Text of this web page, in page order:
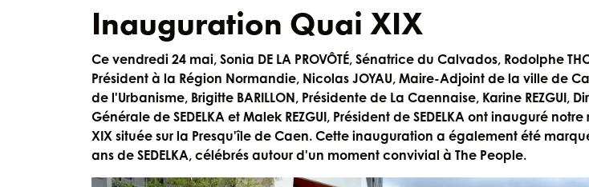
Inauguration Quai XIX
Ce vendredi 24 mai, Sonia DE LA PROVÔTÉ, Sénatrice du Calvados, Rodolphe
Président à la Région Normandie, Nicolas JOYAU, Maire-Adjoint de la ville de
de l'Urbanisme, Brigitte BARILLON, Présidente de La Caennaise, Karine REZGUI,
Générale de SEDELKA et Malek REZGUI, Président de SEDELKA ont inauguré
XIX située sur la Presqu'île de Caen. Cette inauguration a également été
ans de SEDELKA, célébrés autour d'un moment convivial à The People.